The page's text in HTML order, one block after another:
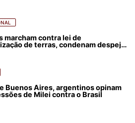
marcham contra lei de
de terras, condenam despejos
Buenos Aires, argentinos opinam
de Milei contra o Brasil